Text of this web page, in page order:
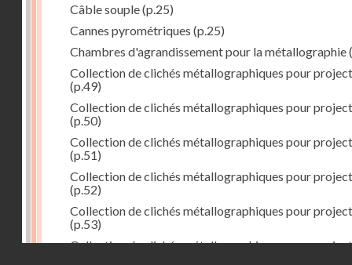
Câble souple(p.25)
Cannes pyrométriques (p.25)
Chambres d'agrandissement pour la métallographie
Collection de clichés métallographiques pour
(p.49)
Collection de clichés métallographiques pour
(p.50)
Collection de clichés métallographiques pour
(p.51)
Collection de clichés métallographiques pour
(p.52)
Collection de clichés métallographiques pour
(p.53)
Collection de clichés métallographiques pour